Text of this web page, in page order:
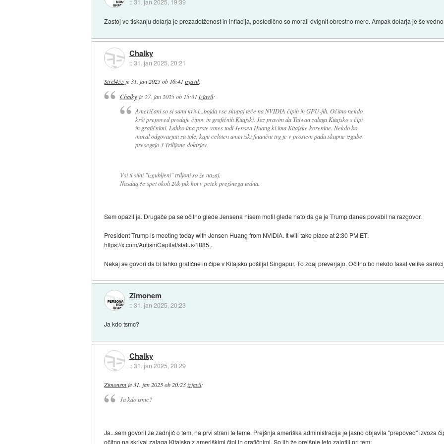
::31. jan 2025, 19:39
Zastoj ve tiskanju dolarja je prezadolženost in inflacija, posledično so morali dvignit obrestno mero. Ampak dolarja je še
Chalky
::31. jan 2025, 20:21
Strel455je31. jan 2025 ob 16:41 izjavil:
Chalkyje 27. jan 2025 ob 15:31 izjavil:
Američani so si sami krivi...bojda vse skupaj teče na NVIDIA čipih in GPU-jih. Očitno nekdo
krši prepoved prodaje čipov in grafičnih Kitajski. Jaz pravim da Taiwan zalaga Kitajsko s čipi
in grafičnimi. Lahko ima prste vmes tudi Jensen Huang ki ima Kitajske korenine. Nekdo bo
moral odgovarjati za tole, kajti celoten ameriški finančni trg je v prostem padu skupne izgube
presegajo 3 Trilijone dolarjev.
Vsi ti silni "izgubljeni" triljoni so že nazaj.
Nasdaq že spet okoli 20k pik kot v petek prejšnega tedna.
Sem opazil ja. Drugače pa se očitno glede Jensena nisem motil glede nato da ga je Trump danes povabil na razgovor.
President Trump is meeting today with Jensen Huang from NVIDIA. It will take place at 2:30 PM ET.
https://x.com/AutismCapital/status/1885...
Nekaj se govori da bi lahko grafične in čipe v Kitajsko pošiljal Singapur. To zdaj preverjajo. Očitno bo nekdo fasal velike
Zimonem
::31. jan 2025, 20:23
Ja kdo tsmc?
Chalky
::31. jan 2025, 20:29
Zimonem je 31. jan 2025 ob 20:23 izjavil:
Ja kdo tsmc?
Ja...sem govoril že zadnjič o tem, na prvi strani te teme. Prejšnja ameriška administracija je jasno objavila "prepoved" izvoza
očitno na skrivaj zalaga Kitajsko z ameriškimi čipi in grafičnimi. So jih že prejšnje leto zalotili pri tem: